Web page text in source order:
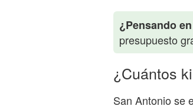
¿Pensando
presupuesto
¿Cuántos
San Antonio se